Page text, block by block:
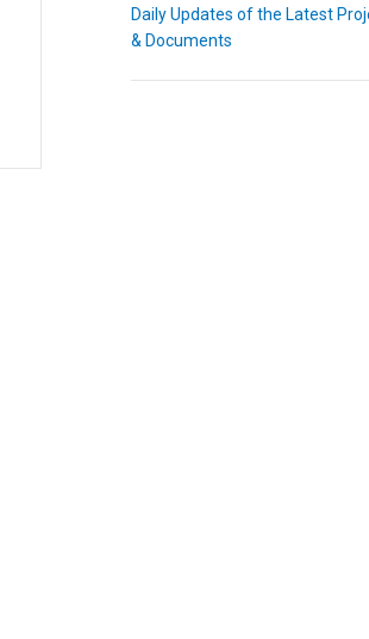
Daily Updates of the Latest
& Documents